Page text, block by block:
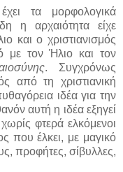
τα μορφολογικά
η αρχαιότητα είχε
και ο χριστιανισμός
με τον Ήλιο και τον
. Συγχρόνως
από τη χριστιανική
ιδέα για την
αυτή η ιδέα εξηγεί
χωρίς φτερά ελκόμενοι
που έλκει, με μαγικό
προφήτες, σίβυλλες,